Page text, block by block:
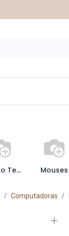
Combo Teclado y Mouse Mouses
Computadoras